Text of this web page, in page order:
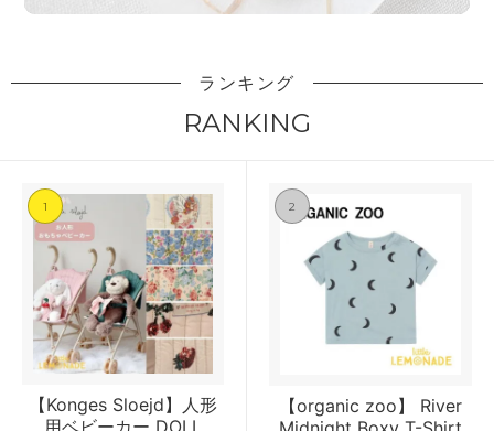
ランキング
RANKING
1
【Konges Sloejd】人形
用ベビーカー DOLL
2
【organic zoo】 River